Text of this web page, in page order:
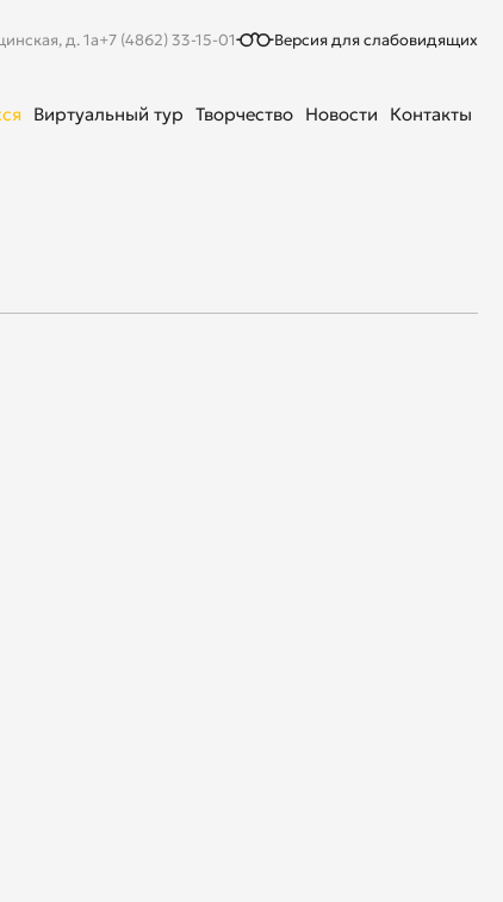
д. 1а+7 (4862) 33-15-01 Версия для слабовидящих
Виртуальный тур Творчество Новости Контакты